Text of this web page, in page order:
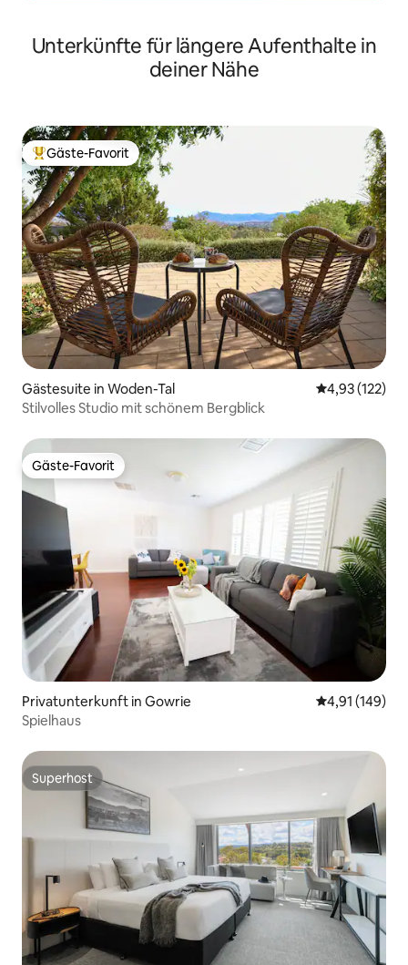
Unterkünfte für längere Aufenthalte in
deiner Nähe
Beliebter Gäste-Favorit.
Gäste-Favorit
Gästesuite in Woden-Tal
4,93 (122)
Stilvolles Studio mit schönem Bergblick
Gäste-Favorit
Gäste-Favorit
Privatunterkunft in Gowrie
4,91 (149)
Spielhaus
Superhost
Superhost